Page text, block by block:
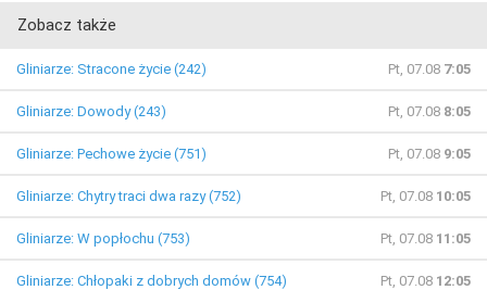
Zobacz także
Gliniarze: Stracone życie (242) Pt, 07.08 7:05
Gliniarze: Dowody (243) Pt, 07.08 8:05
Gliniarze: Pechowe życie (751) Pt, 07.08 9:05
Gliniarze: Chytry traci dwa razy (752) Pt, 07.08 10:05
Gliniarze: W popłochu (753) Pt, 07.08 11:05
Gliniarze: Chłopaki z dobrych domów (754) Pt, 07.08 12:05